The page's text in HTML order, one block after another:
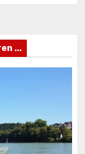
...